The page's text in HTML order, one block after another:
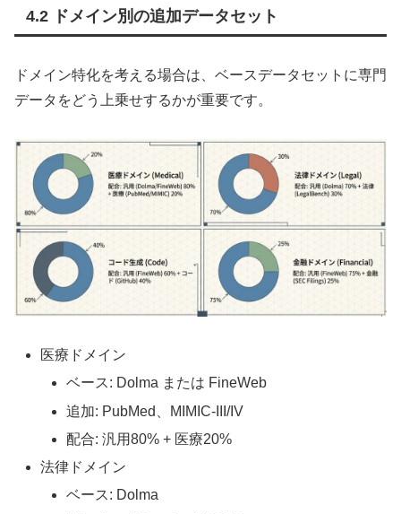
4.2 ドメイン別の追加データセット
ドメイン特化を考える場合は、ベースデータセットに専門
データをどう上乗せするかが重要です。
医療ドメイン
ベース: Dolma または FineWeb
追加: PubMed、MIMIC-III/IV
配合: 汎用80% + 医療20%
法律ドメイン
ベース: Dolma